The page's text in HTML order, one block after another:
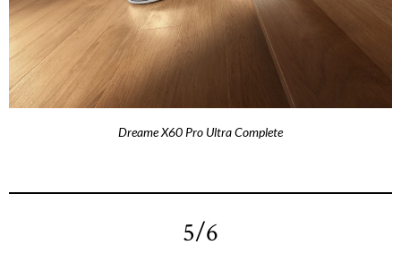
Dreame X60 Pro Ultra Complete
5/6